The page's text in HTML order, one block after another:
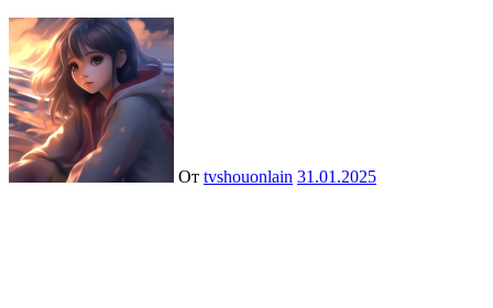
От tvshouonlain 31.01.2025